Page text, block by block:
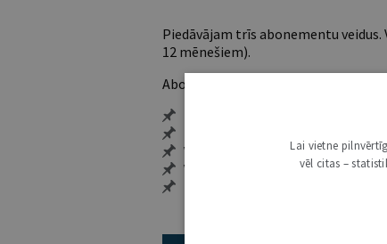
Piedāvājam trīs abonementu
12 mēnešiem).
Abonentu ieguvumi:
Vairāk nekā 18 000 rakstu un
Visi tematiskie numuri un
Personalizētās iespējas –
Lai vietne
vēl citas –